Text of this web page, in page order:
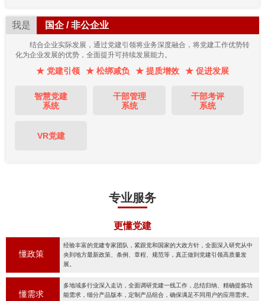
我是 国企 / 非公企业
结合企业实际发展，通过党建引领将业务深度融合，将党建工作优势转
化为企业发展的优势，全面提升可持续发展能力。
★ 党建引领 ★ 松绑减负 ★ 提质增效 ★ 促进发展
智慧党建
系统
干部管理
系统
干部考评
系统
VR党建
专业服务
更懂党建
懂政策
经验丰富的党建专家团队，紧跟党和国家的大政方针，全面深入研究从中
央到地方最新政策、条例、章程、规范等，真正做到党建引领高质量发
展。
懂需求
多地域多行业深入走访，全面调研党建一线工作，总结归纳、精确提炼功
能需求，细分产品版本，定制产品组合，确保满足不同用户的应用需求。